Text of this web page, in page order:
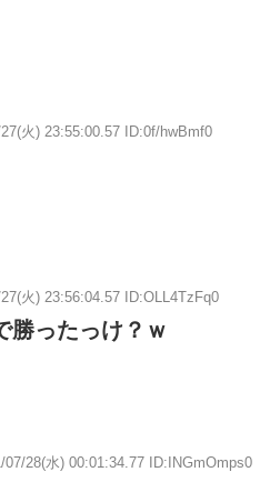
火) 23:55:00.57 ID:0f/hwBmf0
火) 23:56:04.57 ID:OLL4TzFq0
勝ったっけ？ｗ
07/28(水) 00:01:34.77 ID:INGmOmps0